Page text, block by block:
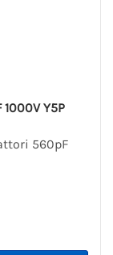
1000V Y5P
560pF